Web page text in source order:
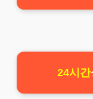
24시간